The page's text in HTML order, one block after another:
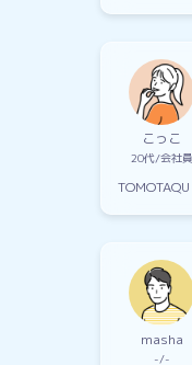
こっこ
20代 会社員
masha
- -